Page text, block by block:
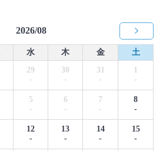
2026/08
水 木 金
土
29
-
30
-
31
-
1
-
5
-
6
-
7
-
8
-
12
-
13
-
14
-
15
-